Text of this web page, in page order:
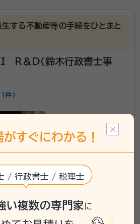
生する不動産等の手続をひとまと
R＆D（鈴木行政書士事
1件）
がすぐにわかる！
/ 行政書士 / 税理士
い複数の専門家に